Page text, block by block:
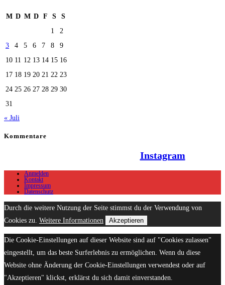
M D M D F S
S
1
2
3
4 5 6 7 8
9
10 11 12 13 14 15 16
17 18 19 20 21 22 23
24 25 26 27 28 29 30
31
« Juli
Kommentare
Instagram
Anmelden
Kontakt
Impressum
Datenschutz
Durch die weitere Nutzung der Seite stimmst du der Verwendung von
Cookies zu. Weitere Informationen Akzeptieren
Die Cookie-Einstellungen auf dieser Website sind auf "Cookies zulassen"
eingestellt, um das beste Surferlebnis zu ermöglichen. Wenn du diese
Website ohne Änderung der Cookie-Einstellungen verwendest oder auf
"Akzeptieren" klickst, erklärst du sich damit einverstanden.